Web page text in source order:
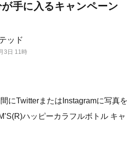
ッド
3日 11時
が手に入るキャンペーン
にTwitterまたはInstagramに写真を
ハッピーカラフルボトル キャ